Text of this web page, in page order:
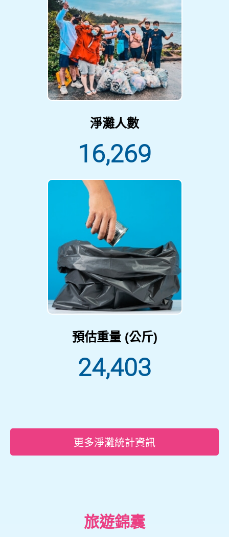
淨灘人數
16,269
預估重量 (公斤)
24,403
更多淨灘統計資訊
旅遊錦囊